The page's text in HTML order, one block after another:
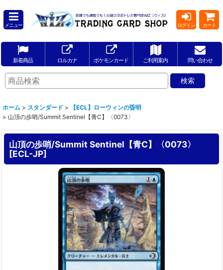
メニュー ログイン カート
新着商品 ロルカナ ポケモンカード ご利用案内 問い合わせ
ホーム > スタンダード >
【ECL】ローウィンの昏明
> 山頂の歩哨/Summit Sentinel【青C】〈0073〉
山頂の歩哨/Summit Sentinel【青C】〈0073〉
[ECL-JP]